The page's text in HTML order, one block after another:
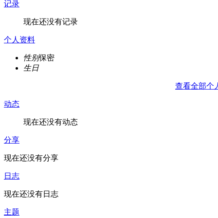
记录
现在还没有记录
个人资料
性别保密
生日
查看全部个
动态
现在还没有动态
分享
现在还没有分享
日志
现在还没有日志
主题